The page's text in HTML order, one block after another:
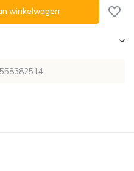
winkelwagen